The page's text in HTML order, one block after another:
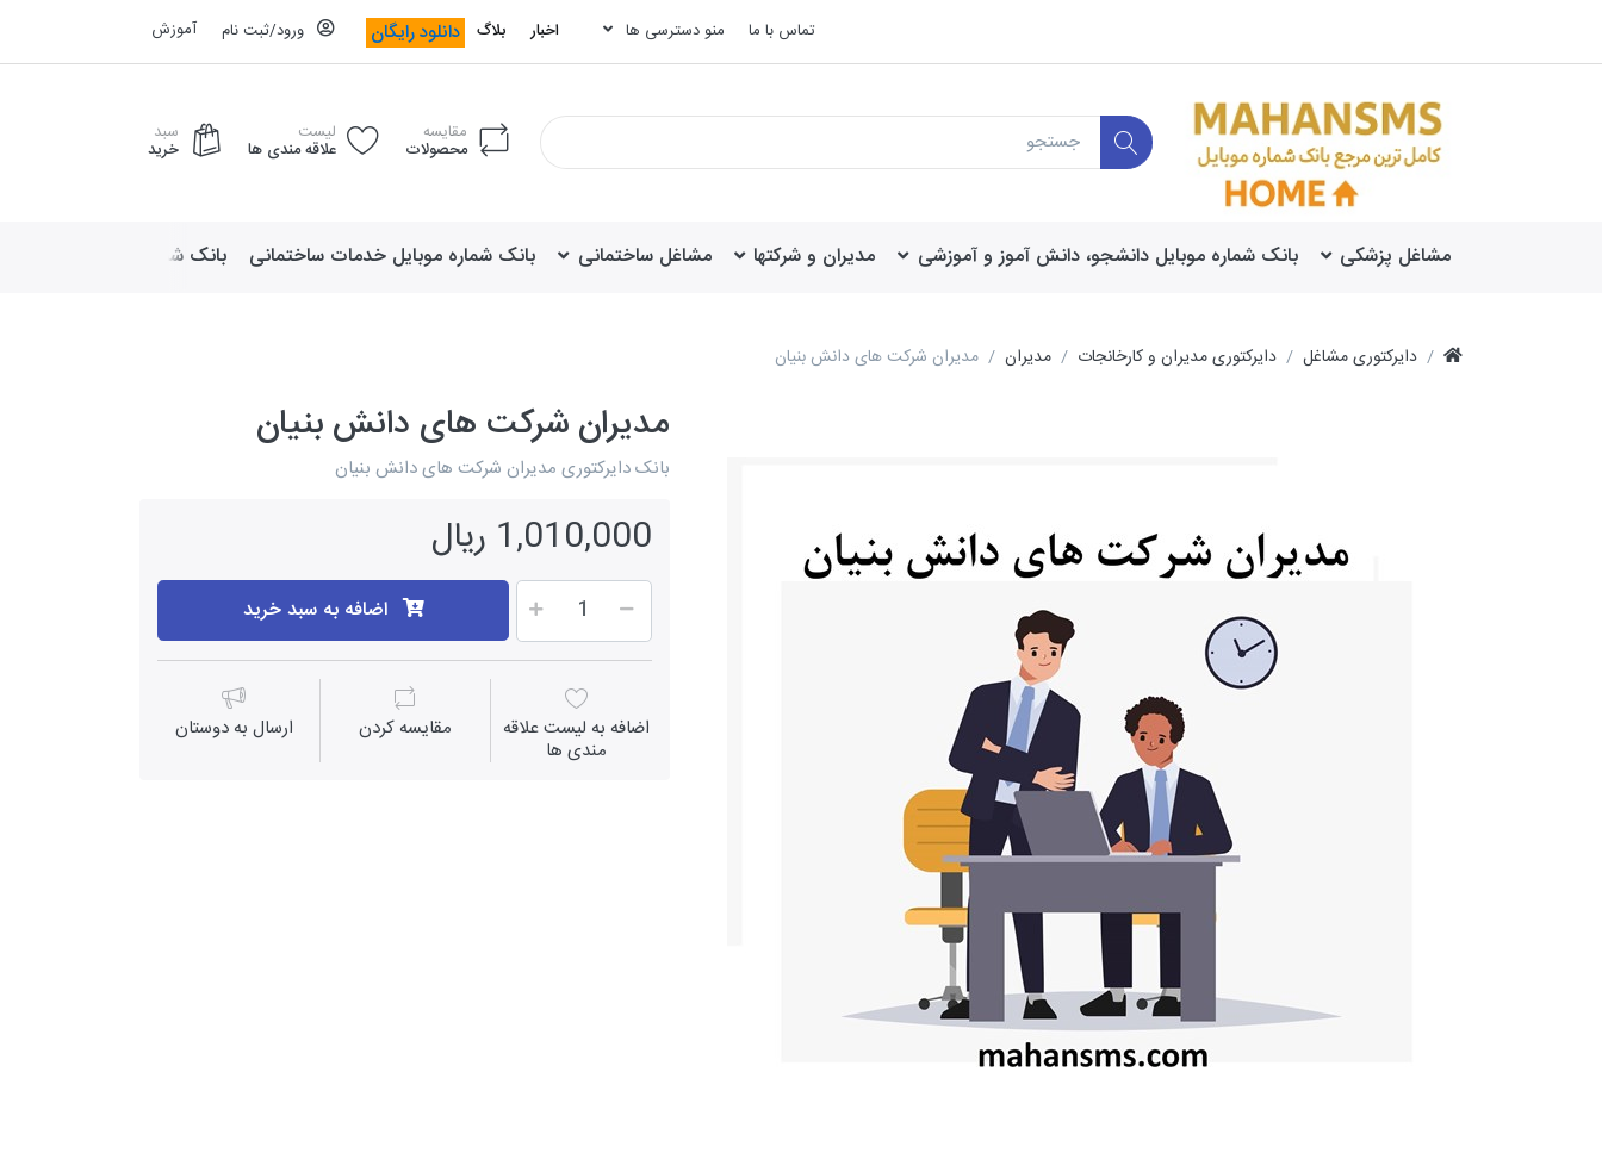
تماس با ما منو دسترسی ها اخبار بلاگ دانلود رایگان ورود/ثبت نام آموزش
مقایسه
محصولات
لیست
علاقه مندی ها
سبد
خرید
مشاغل پزشکی بانک شماره موبایل دانشجو، دانش آموز و آموزشی مدیران و شرکتها مشاغل ساختمانی بانک شماره موبایل خدمات ساختمانی بانک شماره موبایل لوازم
دایرکتوری مشاغل دایرکتوری مدیران و کارخانجات مدیران مدیران شرکت های دانش بنیان
مدیران شرکت های دانش بنیان
بانک دایرکتوری مدیران شرکت های دانش بنیان
1,010,000 ریال
اضافه به سبد خرید
اضافه به لیست علاقه
مندی ها
مقايسه كردن ارسال به دوستان